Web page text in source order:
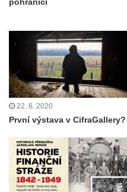
22. 6. 2020
První výstava v CifraGallery?